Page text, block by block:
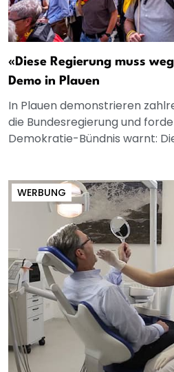
«Diese Regierung muss
Demo in Plauen
In Plauen demonstrieren
die Bundesregierung und
Demokratie-Bündnis warnt:
WERBUNG